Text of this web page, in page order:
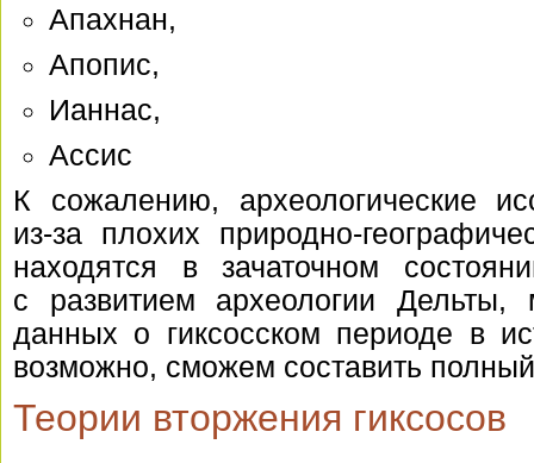
Апахнан,
Апопис,
Ианнас,
Ассис
К сожалению, археологические
из-за плохих природно-
находятся в зачаточном
с развитием археологии
данных о гиксосском периоде в
возможно, сможем составить
Теории вторжения гиксосов